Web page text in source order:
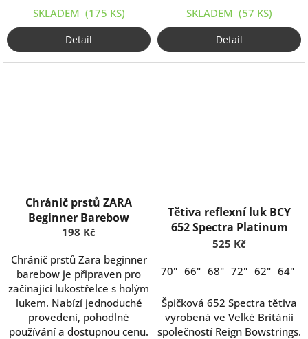
SKLADEM (175 KS)
Detail
SKLADEM (57 KS)
Detail
Chránič prstů ZARA
Beginner Barebow
198 Kč
Chránič prstů Zara beginner
barebow je připraven pro
začínající lukostřelce s holým
lukem. Nabízí jednoduché
provedení, pohodlné
používání a dostupnou cenu.
Tětiva reflexní luk BCY
652 Spectra Platinum
525 Kč
70" 66" 68" 72" 62" 64"
Špičková 652 Spectra tětiva
vyrobená ve Velké Británii
společností Reign Bowstrings.